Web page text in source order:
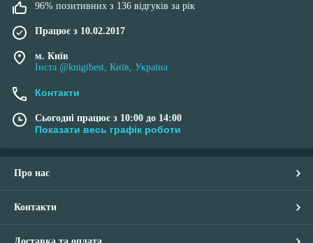
96% позитивних з 136 відгуків за рік
Працює з 10.02.2017
м. Київ
Інста @knigibest, Київ, Україна
Контакти
Сьогодні працює з 10:00 до 14:00
Показати весь графік роботи
Про нас
Контакти